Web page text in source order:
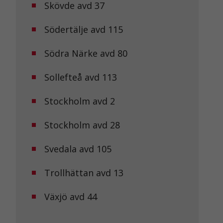
Skövde avd 37
Södertälje avd 115
Södra Närke avd 80
Sollefteå avd 113
Stockholm avd 2
Stockholm avd 28
Svedala avd 105
Trollhättan avd 13
Växjö avd 44